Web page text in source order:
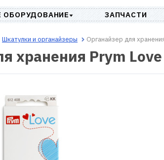
ОБОРУДОВАНИЕ ЗАПЧАСТИ
Шкатулки и органайзеры Органайзер для
хранения Prym